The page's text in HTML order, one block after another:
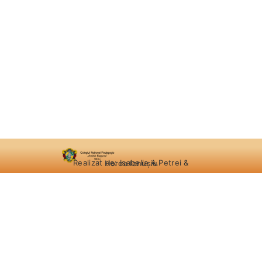
Realizat de: Isabella A.Petrei & Horea Ionușiu